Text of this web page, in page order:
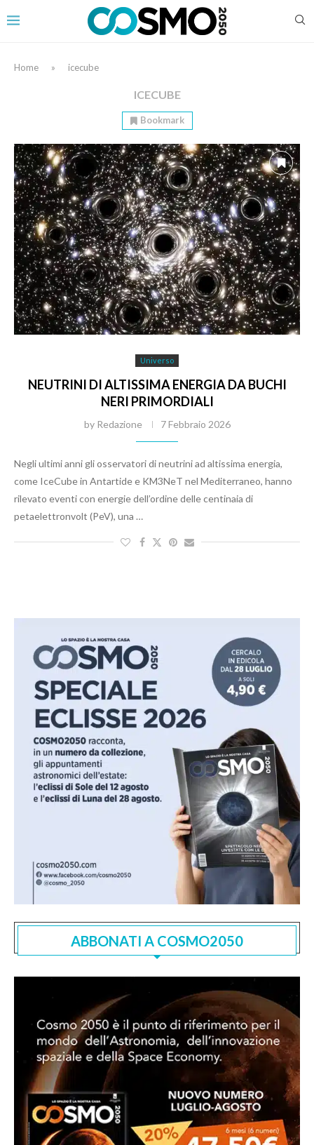
Home » icecube
ICECUBE
Bookmark
Universo
NEUTRINI DI ALTISSIMA ENERGIA DA BUCHI
NERI PRIMORDIALI
by Redazione 7 Febbraio 2026
Negli ultimi anni gli osservatori di neutrini ad altissima energia,
come IceCube in Antartide e KM3NeT nel Mediterraneo, hanno
rilevato eventi con energie dell’ordine delle centinaia di
petaelettronvolt (PeV), una …
ABBONATI A COSMO2050